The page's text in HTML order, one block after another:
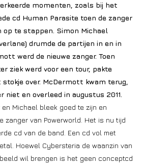
momenten, zoals bij het
cd Human Parasite toen de zanger
te stappen. Simon Michael
drumde de partijen in en in
werd de nieuwe zanger. Toen
ziek werd voor een tour, pakte
over. McDermott kwam terug,
niet en overleed in augustus 2011.
Michael bleek goed te zijn en
zanger van Powerworld. Het is nu tijd
cd van de band. Een cd vol met
Hoewel Cybersteria de waanzin van
wil brengen is het geen conceptcd